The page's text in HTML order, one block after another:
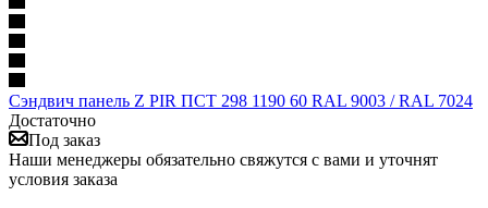
Сэндвич панель Z PIR ПСТ 298 1190 60 RAL 9003 / RAL 7024
Достаточно
Под заказ
Наши менеджеры обязательно свяжутся с вами и уточнят
условия заказа